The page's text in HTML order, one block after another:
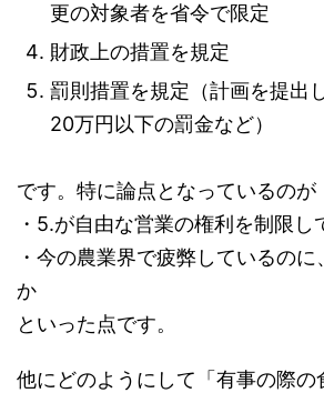
更の対象者を省令で限定
財政上の措置を規定
罰則措置を規定（計画を提出
20万円以下の罰金など）
です。特に論点となっているのが
・5.が自由な営業の権利を制限し
・今の農業界で疲弊しているの
か
といった点です。
他にどのようにして「有事の際の